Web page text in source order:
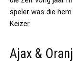
speler was die
Keizer.
Ajax &